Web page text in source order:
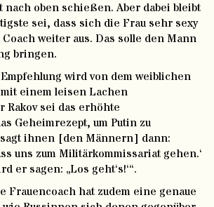
nach oben schießen. Aber dabei bleibt
sei, dass sich die Frau sehr sexy
weiter aus. Das solle den Mann
bringen.
wird von dem weiblichen
mit einem leisen Lachen
Rakov sei das erhöhte
Geheimrezept, um Putin zu
ihnen [den Männern] dann:
uns zum Militärkommissariat gehen.‘
er sagen: „Los geht‘s!‘“.
Frauencoach hat zudem eine genaue